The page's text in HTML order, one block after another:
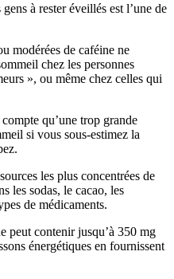
à rester éveillés est l’une de
modérées de caféine ne
chez les personnes
», ou même chez celles qui
qu’une trop grande
si vous sous-estimez la
les plus concentrées de
les sodas, le cacao, les
de médicaments.
peut contenir jusqu’à 350 mg
énergétiques en fournissent